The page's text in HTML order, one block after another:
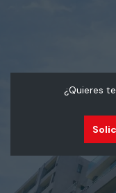
¿Quieres